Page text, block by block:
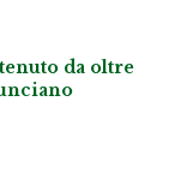
da oltre